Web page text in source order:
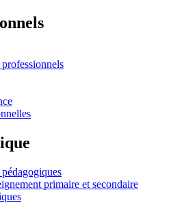
primaire et secondaire